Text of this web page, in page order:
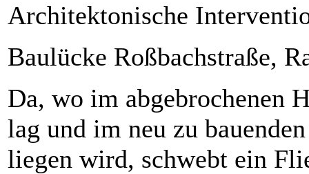
Architektonische
Baulücke Roßbachstraße,
Da, wo im abgebrochenen
lag und im neu zu
liegen wird, schwebt ein